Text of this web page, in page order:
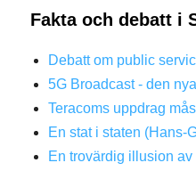
Fakta och debatt i
Debatt om public
5G Broadcast - den
Teracoms uppdrag
En stat i staten (Hans-
En trovärdig illusion